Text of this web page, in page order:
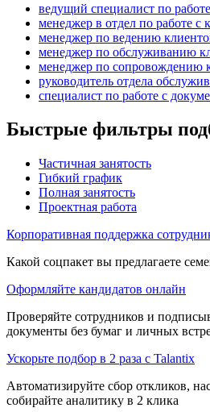
ведущий специалист по
менеджер в отдел по работе с
менеджер по ведению
менеджер по обслуживанию
менеджер по сопровождению
руководитель отдела
специалист по работе с
Быстрые фильтры
Частичная занятость
Гибкий график
Полная занятость
Проектная работа
Корпоративная поддержка
Какой соцпакет вы предлагаете
Оформляйте кандидатов онлайн
Проверяйте сотрудников и
документы без бумаг и личных
Ускорьте подбор в 2 раза с Talantix
Автоматизируйте сбор откликов,
собирайте аналитику в 2 клика